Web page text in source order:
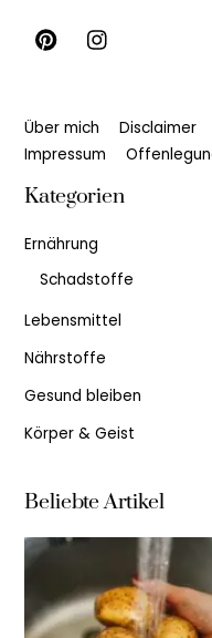
Über mich Disclaimer
Impressum
Kategorien
Ernährung
Schadstoffe
Lebensmittel
Nährstoffe
Gesund bleiben
Körper & Geist
Beliebte Artikel